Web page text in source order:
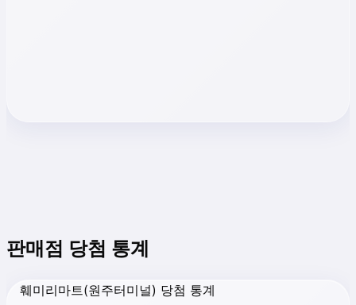
판매점 당첨 통계
훼미리마트(원주터미널) 당첨 통계